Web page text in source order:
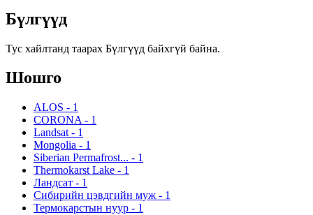
Бүлгүүд
Тус хайлтанд таарах Бүлгүүд байхгүй байна.
Шошго
ALOS - 1
CORONA - 1
Landsat - 1
Mongolia - 1
Siberian Permafrost... - 1
Thermokarst Lake - 1
Ландсат - 1
Сибирийн цэвдгийн муж - 1
Термокарстын нуур - 1